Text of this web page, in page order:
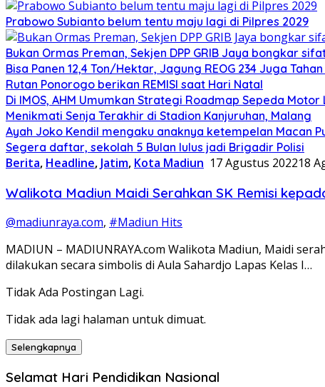
Prabowo Subianto belum tentu maju lagi di Pilpres 2029
Bukan Ormas Preman, Sekjen DPP GRIB Jaya bongkar
Bisa Panen 12,4 Ton/Hektar, Jagung REOG 234 Juga
Rutan Ponorogo berikan REMISI saat Hari Natal
Di IMOS, AHM Umumkan Strategi Roadmap Sepeda
Menikmati Senja Terakhir di Stadion Kanjuruhan, Malang
Ayah Joko Kendil mengaku anaknya ketempelan Macan
Segera daftar, sekolah 5 Bulan lulus jadi Brigadir Polisi
Berita, Headline, Jatim, Kota Madiun 17 Agustus 202218
Walikota Madiun Maidi Serahkan SK Remisi
@madiunraya.com, #Madiun Hits
MADIUN – MADIUNRAYA.com Walikota Madiun, Maidi
dilakukan secara simbolis di Aula Sahardjo Lapas Kelas I…
Tidak Ada Postingan Lagi.
Tidak ada lagi halaman untuk dimuat.
Selengkapnya
Selamat Hari Pendidikan Nasional